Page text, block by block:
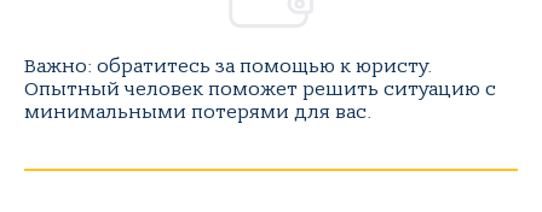
Важно: обратитесь за помощью к юристу.
Опытный человек поможет решить ситуацию с
минимальными потерями для вас.